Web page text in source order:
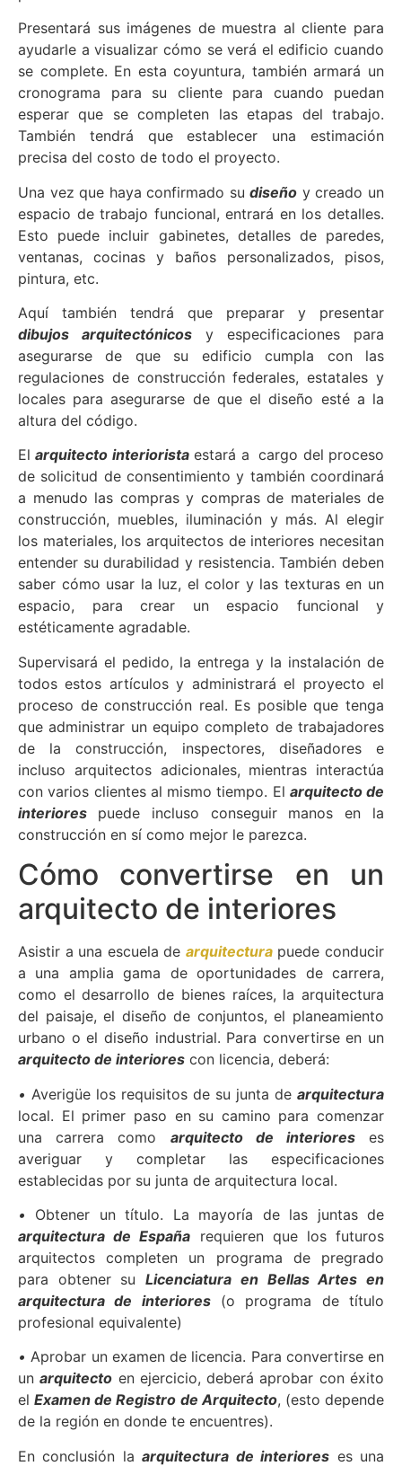
Presentará sus imágenes de muestra al cliente para
ayudarle a visualizar cómo se verá el edificio cuando
se complete. En esta coyuntura, también armará un
cronograma para su cliente para cuando puedan
esperar que se completen las etapas del trabajo.
También tendrá que establecer una estimación
precisa del costo de todo el proyecto.
Una vez que haya confirmado sudiseño y creado un
espacio de trabajo funcional, entrará en los detalles.
Esto puede incluir gabinetes, detalles de paredes,
ventanas, cocinas y baños personalizados, pisos,
pintura, etc.
Aquí también tendrá que preparar y presentar
dibujos arquitectónicos y especificaciones para
asegurarse de que su edificio cumpla con las
regulaciones de construcción federales, estatales y
locales para asegurarse de que el diseño esté a la
altura del código.
Elarquitecto interioristaestará a cargo del proceso
de solicitud de consentimiento y también coordinará
a menudo las compras y compras de materiales de
construcción, muebles, iluminación y más. Al elegir
los materiales, los arquitectos de interiores necesitan
entender su durabilidad y resistencia. También deben
saber cómo usar la luz, el color y las texturas en un
espacio, para crear un espacio funcional y
estéticamente agradable.
Supervisará el pedido, la entrega y la instalación de
todos estos artículos y administrará el proyecto el
proceso de construcción real. Es posible que tenga
que administrar un equipo completo de trabajadores
de la construcción, inspectores, diseñadores e
incluso arquitectos adicionales, mientras interactúa
con varios clientes al mismo tiempo. El arquitecto de
interiores puede incluso conseguir manos en la
construcción en sí como mejor le parezca.
Cómo convertirse en un
arquitecto de interiores
Asistir a una escuela de arquitecturapuede conducir
a una amplia gama de oportunidades de carrera,
como el desarrollo de bienes raíces, la arquitectura
del paisaje, el diseño de conjuntos, el planeamiento
urbano o el diseño industrial. Para convertirse en un
arquitecto de interiores con licencia, deberá:
• Averigüe los requisitos de su junta de arquitectura
local. El primer paso en su camino para comenzar
una carrera como arquitecto de interioreses
averiguar y completar las especificaciones
establecidas por su junta de arquitectura local.
• Obtener un título. La mayoría de las juntas de
arquitectura de España requieren que los futuros
arquitectos completen un programa de pregrado
para obtener suLicenciatura en Bellas Artes en
arquitectura de interiores(o programa de título
profesional equivalente)
•Aprobar un examen de licencia. Para convertirse en
unarquitecto en ejercicio, deberá aprobar con éxito
elExamen de Registro de Arquitecto, (esto depende
de la región en donde te encuentres).
En conclusión laarquitectura de interiores es una